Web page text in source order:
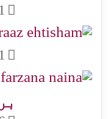
1 اگست, 2026